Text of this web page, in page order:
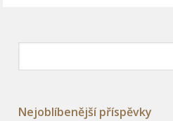
Nejoblíbenější příspěvky